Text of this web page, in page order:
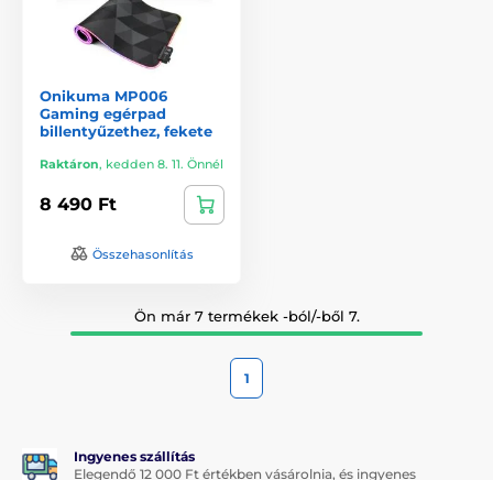
Onikuma MP006
Gaming egérpad
billentyűzethez, fekete
Raktáron, kedden 8. 11. Önnél
8 490 Ft
Összehasonlítás
Ön már 7 termékek -ból/-ből 7.
1
Ingyenes szállítás
Elegendő 12 000 Ft értékben vásárolnia, és ingyenes